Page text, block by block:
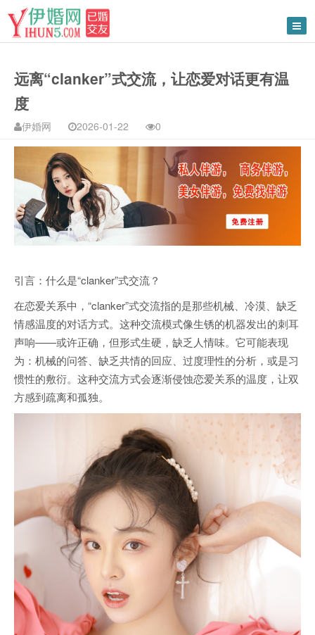
远离“clanker”式交流，让恋爱对话更有温
度
伊婚网 2026-01-22 0
引言：什么是“clanker”式交流？
在恋爱关系中，“clanker”式交流指的是那些机械、冷漠、缺乏
情感温度的对话方式。这种交流模式像生锈的机器发出的刺耳
声响——或许正确，但形式生硬，缺乏人情味。它可能表现
为：机械的问答、缺乏共情的回应、过度理性的分析，或是习
惯性的敷衍。这种交流方式会逐渐侵蚀恋爱关系的温度，让双
方感到疏离和孤独。